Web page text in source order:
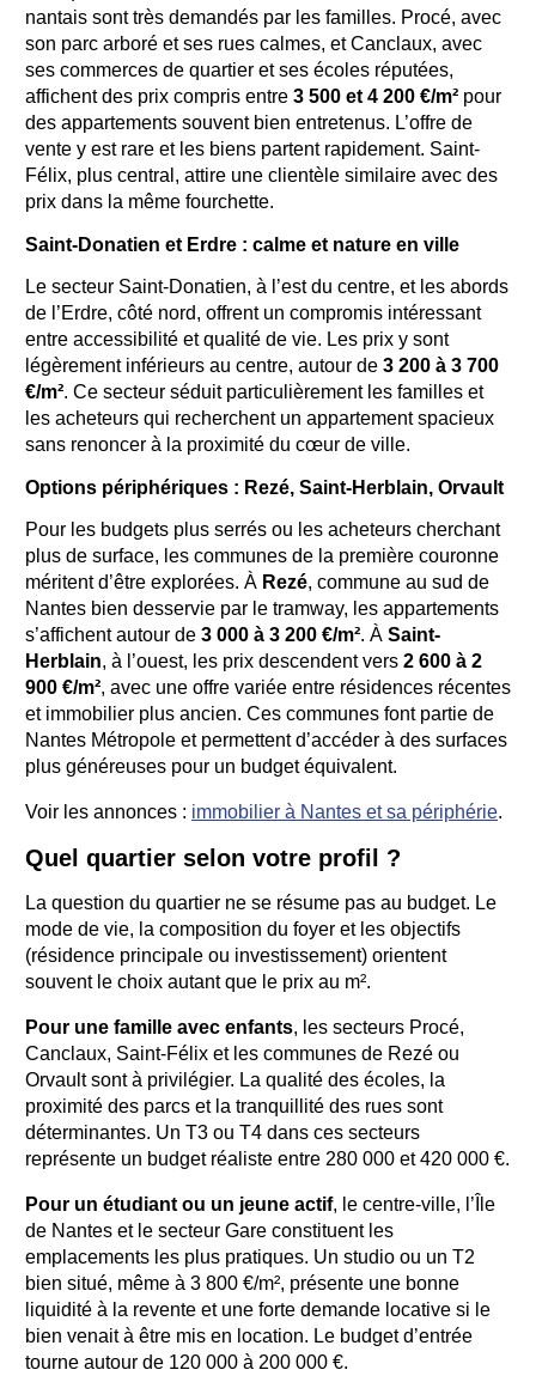
nantais sont très demandés par les familles. Procé, avec
son parc arboré et ses rues calmes, et Canclaux, avec
ses commerces de quartier et ses écoles réputées,
affichent des prix compris entre 3 500 et 4 200 €/m² pour
des appartements souvent bien entretenus. L’offre de
vente y est rare et les biens partent rapidement. Saint-
Félix, plus central, attire une clientèle similaire avec des
prix dans la même fourchette.
Saint-Donatien et Erdre : calme et nature en ville
Le secteur Saint-Donatien, à l’est du centre, et les abords
de l’Erdre, côté nord, offrent un compromis intéressant
entre accessibilité et qualité de vie. Les prix y sont
légèrement inférieurs au centre, autour de 3 200 à 3 700
€/m². Ce secteur séduit particulièrement les familles et
les acheteurs qui recherchent un appartement spacieux
sans renoncer à la proximité du cœur de ville.
Options périphériques : Rezé, Saint-Herblain, Orvault
Pour les budgets plus serrés ou les acheteurs cherchant
plus de surface, les communes de la première couronne
méritent d’être explorées. À Rezé, commune au sud de
Nantes bien desservie par le tramway, les appartements
s’affichent autour de 3 000 à 3 200 €/m². À Saint-
Herblain, à l’ouest, les prix descendent vers 2 600 à 2
900 €/m², avec une offre variée entre résidences récentes
et immobilier plus ancien. Ces communes font partie de
Nantes Métropole et permettent d’accéder à des surfaces
plus généreuses pour un budget équivalent.
Voir les annonces : immobilier à Nantes et sa périphérie.
Quel quartier selon votre profil ?
La question du quartier ne se résume pas au budget. Le
mode de vie, la composition du foyer et les objectifs
(résidence principale ou investissement) orientent
souvent le choix autant que le prix au m².
Pour une famille avec enfants, les secteurs Procé,
Canclaux, Saint-Félix et les communes de Rezé ou
Orvault sont à privilégier. La qualité des écoles, la
proximité des parcs et la tranquillité des rues sont
déterminantes. Un T3 ou T4 dans ces secteurs
représente un budget réaliste entre 280 000 et 420 000 €.
Pour un étudiant ou un jeune actif, le centre-ville, l’Île
de Nantes et le secteur Gare constituent les
emplacements les plus pratiques. Un studio ou un T2
bien situé, même à 3 800 €/m², présente une bonne
liquidité à la revente et une forte demande locative si le
bien venait à être mis en location. Le budget d’entrée
tourne autour de 120 000 à 200 000 €.